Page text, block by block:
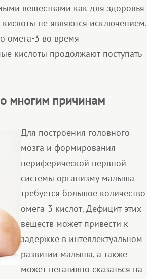
веществами как для здоровья
не являются исключением.
омега-3 во время
кислоты продолжают поступать
многим причинам
Для построения головного
мозга и формирования
периферической нервной
системы организму малыша
требуется большое количество
омега-3 кислот. Дефицит этих
веществ может привести к
задержке в интеллектуальном
развитии малыша, а также
может негативно сказаться на